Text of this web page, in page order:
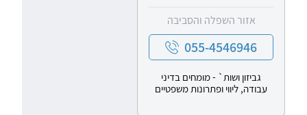
אזור השפלה והסביבה
055-4546946
גביזון ושות` - מומחים בדיני
עבודה, ליווי ופתרונות משפטיים